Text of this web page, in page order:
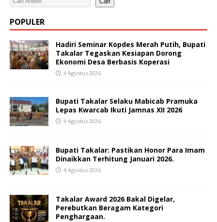
POPULER
Hadiri Seminar Kopdes Merah Putih, Bupati
Takalar Tegaskan Kesiapan Dorong
Ekonomi Desa Berbasis Koperasi
4 Agustus 2026
Bupati Takalar Selaku Mabicab Pramuka
Lepas Kwarcab Ikuti Jamnas XII 2026
4 Agustus 2026
Bupati Takalar: Pastikan Honor Para Imam
Dinaikkan Terhitung Januari 2026.
4 Agustus 2026
Takalar Award 2026 Bakal Digelar,
Perebutkan Beragam Kategori
Penghargaan.